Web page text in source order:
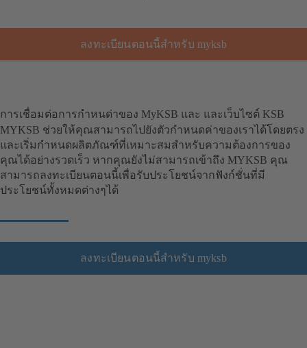
ลงทะเบียนตอนนี้สำหรับ myksb
การเชื่อมต่อการกำหนด่าของ MyKSB และ และเว็บไซต์ KSB
MYKSB ช่วยให้คุณสามารถไปยังตัวกำหนดค่าของเราได้โดยตรง
และเริ่มกำหนดผลิตภัณฑ์ที่เหมาะสมสำหรับความต้องการของ
คุณได้อย่างรวดเร็ว หากคุณยังไม่สามารถเข้าถึง MYKSB คุณ
สามารถลงทะเบียนตอนนี้เพื่อรับประโยชน์จากฟังก์ชั่นที่มี
ประโยชน์ทั้งหมดต่างๆได้
ลงทะเบียนตอนนี้สำหรับ myksb